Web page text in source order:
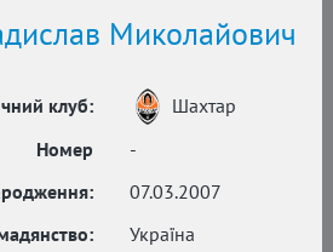
Миколайович
клуб:
Шахтар
Номер
-
07.03.2007
Україна